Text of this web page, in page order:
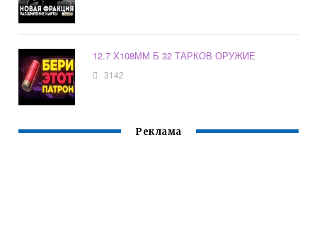
12.7 X108ММ Б 32 ТАРКОВ ОРУЖИЕ
3142
Реклама